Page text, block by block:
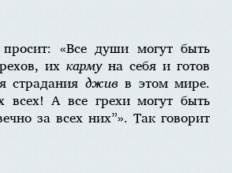
«Все души могут быть
ихкармуна себя и готов
страдания дживв этом мире.
всех! А все грехи могут быть
за всех них”». Так говорит